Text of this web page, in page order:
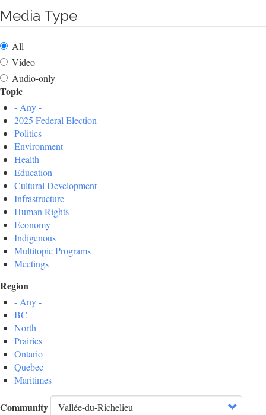
Media Type
All
Video
Audio-only
Topic
- Any -
2025 Federal Election
Politics
Environment
Health
Education
Cultural Development
Infrastructure
Human Rights
Economy
Indigenous
Multitopic Programs
Meetings
Region
- Any -
BC
North
Prairies
Ontario
Quebec
Maritimes
Community